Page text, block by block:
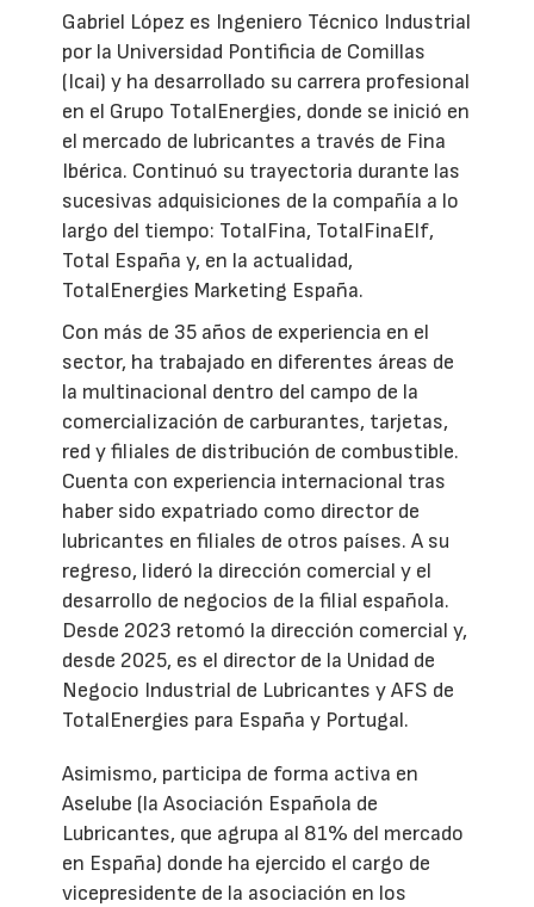
Gabriel López es Ingeniero Técnico Industrial
por la Universidad Pontificia de Comillas
(Icai) y ha desarrollado su carrera profesional
en el Grupo TotalEnergies, donde se inició en
el mercado de lubricantes a través de Fina
Ibérica. Continuó su trayectoria durante las
sucesivas adquisiciones de la compañía a lo
largo del tiempo: TotalFina, TotalFinaElf,
Total España y, en la actualidad,
TotalEnergies Marketing España.
Con más de 35 años de experiencia en el
sector, ha trabajado en diferentes áreas de
la multinacional dentro del campo de la
comercialización de carburantes, tarjetas,
red y filiales de distribución de combustible.
Cuenta con experiencia internacional tras
haber sido expatriado como director de
lubricantes en filiales de otros países. A su
regreso, lideró la dirección comercial y el
desarrollo de negocios de la filial española.
Desde 2023 retomó la dirección comercial y,
desde 2025, es el director de la Unidad de
Negocio Industrial de Lubricantes y AFS de
TotalEnergies para España y Portugal.
Asimismo, participa de forma activa en
Aselube (la Asociación Española de
Lubricantes, que agrupa al 81% del mercado
en España) donde ha ejercido el cargo de
vicepresidente de la asociación en los